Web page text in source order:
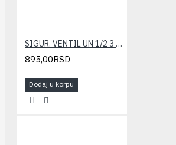
SIGUR. VENTIL UN 1/2 3 bar CALEFFI
895,00RSD
Dodaj u korpu